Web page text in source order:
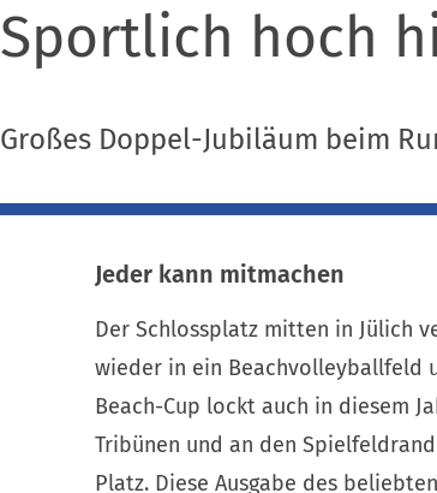
Sportlich hoch
Großes Doppel-Jubiläum beim
Jeder kann mitmachen
Der Schlossplatz mitten in Jülich
wieder in ein Beachvolleyballfeld
Beach-Cup lockt auch in diesem
Tribünen und an den
Platz. Diese Ausgabe des